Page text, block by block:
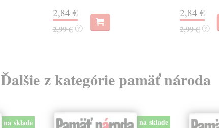
2,84 €
2,99 € ?
2,84 €
2,99 € ?
Ďalšie z kategórie pamäť národa
na sklade na sklade